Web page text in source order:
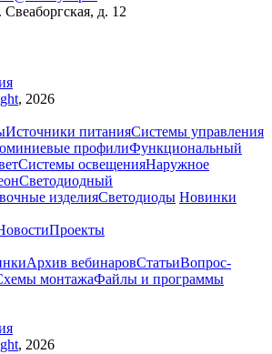
д. 12
, 2026
Источники питанияСистемы управления
профилиФункциональный
Системы освещенияНаружное
Светодиодный
изделияСветодиоды Новинки
Проекты
Архив вебинаровСтатьиВопрос-
монтажаФайлы и программы
, 2026